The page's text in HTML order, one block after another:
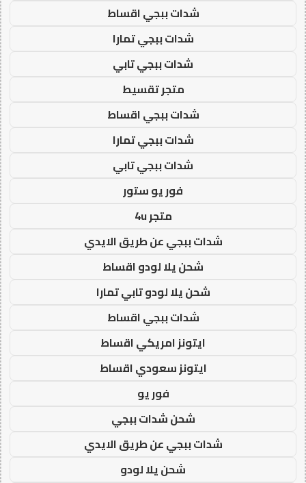
شدات ببجي اقساط
شدات ببجي تمارا
شدات ببجي تابي
متجر تقسيط
شدات ببجي اقساط
شدات ببجي تمارا
شدات ببجي تابي
فور يو ستور
متجر 4u
شدات ببجي عن طريق الايدي
شحن يلا لودو اقساط
شحن يلا لودو تابي تمارا
شدات ببجي اقساط
ايتونز امريكي اقساط
ايتونز سعودي اقساط
فور يو
شحن شدات ببجي
شدات ببجي عن طريق الايدي
شحن يلا لودو